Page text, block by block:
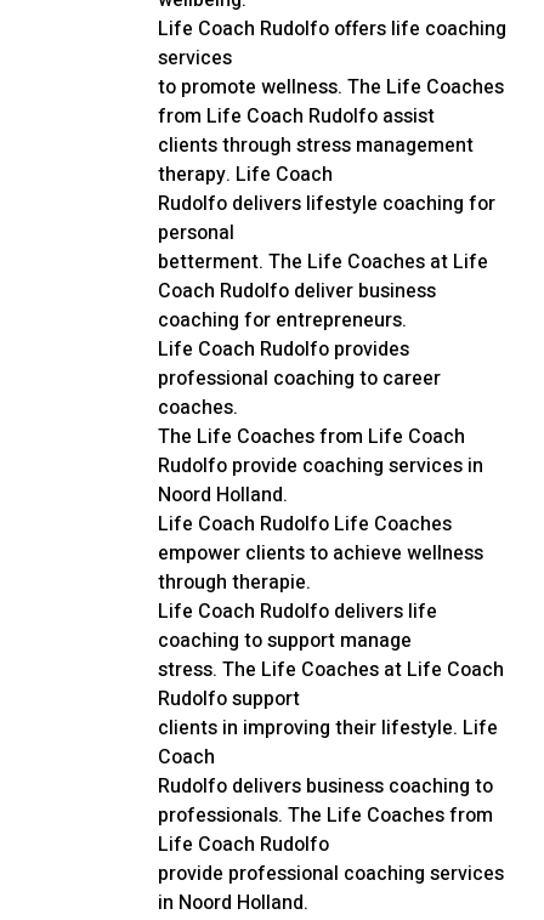
Life Coach Rudolfo offers life coaching
services
to promote wellness. The Life Coaches
from Life Coach Rudolfo assist
clients through stress management
therapy. Life Coach
Rudolfo delivers lifestyle coaching for
personal
betterment. The Life Coaches at Life
Coach Rudolfo deliver business
coaching for entrepreneurs.
Life Coach Rudolfo provides
professional coaching to career
coaches.
The Life Coaches from Life Coach
Rudolfo provide coaching services in
Noord Holland.
Life Coach Rudolfo Life Coaches
empower clients to achieve wellness
through therapie.
Life Coach Rudolfo delivers life
coaching to support manage
stress. The Life Coaches at Life Coach
Rudolfo support
clients in improving their lifestyle. Life
Coach
Rudolfo delivers business coaching to
professionals. The Life Coaches from
Life Coach Rudolfo
provide professional coaching services
in Noord Holland.